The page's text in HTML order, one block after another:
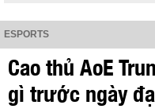
ESPORTS
Cao thủ AoE
gì trước ngày